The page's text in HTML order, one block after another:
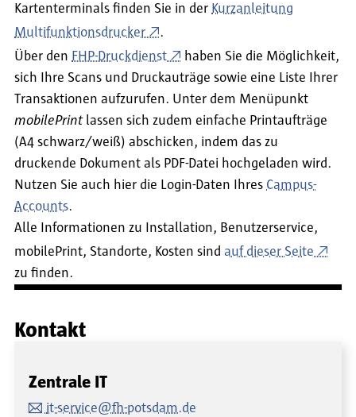
Kartenterminals finden Sie in der Kurzanleitung
Multifunktionsdrucker
.
Über den FHP-Druckdienst
haben Sie die Möglichkeit,
sich Ihre Scans und Druckauträge sowie eine Liste Ihrer
Transaktionen aufzurufen. Unter dem Menüpunkt
mobilePrintlassen sich zudem einfache Printaufträge
(A4 schwarz/weiß) abschicken, indem das zu
druckende Dokument als PDF-Datei hochgeladen wird.
Nutzen Sie auch hier die Login-Daten Ihres Campus-
Accounts.
Alle Informationen zu Installation, Benutzerservice,
mobilePrint, Standorte, Kosten sind auf dieser Seite
zu finden.
Kontakt
Zentrale IT
it-service@fh-potsdam.de